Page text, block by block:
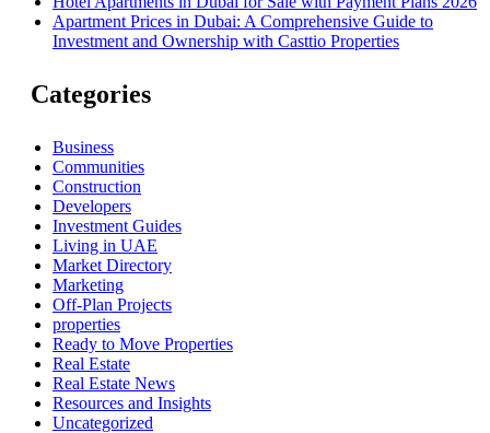
Apartment Prices in Dubai: A Comprehensive Guide to
Investment and Ownership with Casttio Properties
Categories
Business
Communities
Construction
Developers
Investment Guides
Living in UAE
Market Directory
Marketing
Off-Plan Projects
properties
Ready to Move Properties
Real Estate
Real Estate News
Resources and Insights
Uncategorized